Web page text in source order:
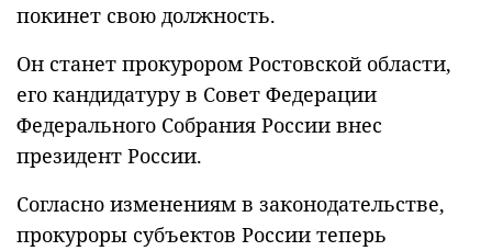
покинет свою должность.
Он станет прокурором Ростовской области,
его кандидатуру в Совет Федерации
Федерального Собрания России внес
президент России.
Согласно изменениям в законодательстве,
прокуроры субъектов России теперь